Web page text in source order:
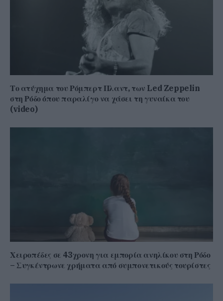
Το ατύχημα του Ρόμπερτ Πλαντ, των Led Zeppelin
στη Ρόδο όπου παραλίγο να χάσει τη γυναίκα του
(video)
Χειροπέδες σε 43χρονη για εμπορία ανηλίκου στη Ρόδο
– Συγκέντρωνε χρήματα από συμπονετικούς τουρίστες